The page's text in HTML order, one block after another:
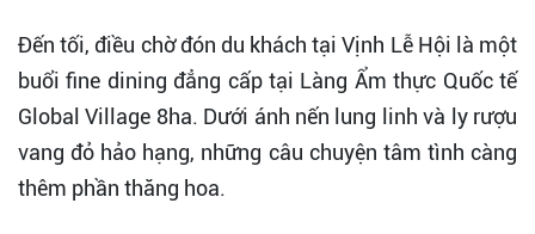
Đến tối, điều chờ đón du khách tại Vịnh Lễ Hội là một
buổi fine dining đẳng cấp tại Làng Ẩm thực Quốc tế
Global Village 8ha. Dưới ánh nến lung linh và ly rượu
vang đỏ hảo hạng, những câu chuyện tâm tình càng
thêm phần thăng hoa.